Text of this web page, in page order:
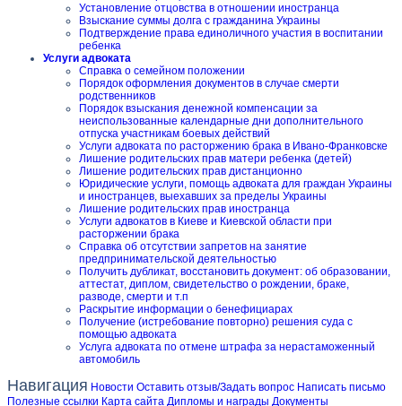
Установление отцовства в отношении иностранца
Взыскание суммы долга с гражданина Украины
Подтверждение права единоличного участия в воспитании
ребенка
Услуги адвоката
Справка о семейном положении
Порядок оформления документов в случае смерти
родственников
Порядок взыскания денежной компенсации за
неиспользованные календарные дни дополнительного
отпуска участникам боевых действий
Услуги адвоката по расторжению брака в Ивано-Франковске
Лишение родительских прав матери ребенка (детей)
Лишение родительских прав дистанционно
Юридические услуги, помощь адвоката для граждан Украины
и иностранцев, выехавших за пределы Украины
Лишение родительских прав иностранца
Услуги адвокатов в Киеве и Киевской области при
расторжении брака
Справка об отсутствии запретов на занятие
предпринимательской деятельностью
Получить дубликат, восстановить документ: об образовании,
аттестат, диплом, свидетельство о рождении, браке,
разводе, смерти и т.п
Раскрытие информации о бенефициарах
Получение (истребование повторно) решения суда с
помощью адвоката
Услуга адвоката по отмене штрафа за нерастаможенный
автомобиль
Навигация Новости Оставить отзыв/Задать вопрос Написать письмо
Полезные ссылки Карта сайта Дипломы и награды Документы